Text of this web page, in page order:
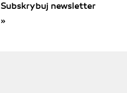
Subskrybuj newsletter
»